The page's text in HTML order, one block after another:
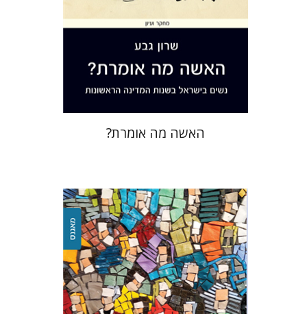
הנחת אתר ספר מודפס
$35
$32
האשה מה אומרת?
אורנה לוין